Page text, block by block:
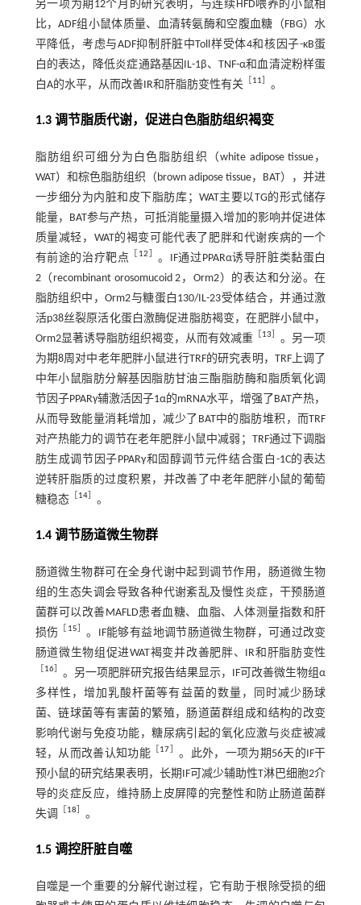
另一项为期12个月的研究表明，与连续HFD喂养的小鼠相
比，ADF组小鼠体质量、血清转氨酶和空腹血糖（FBG）水
平降低，考虑与ADF抑制肝脏中Toll样受体4和核因子-κB蛋
白的表达，降低炎症通路基因IL-1β、TNF-α和血清淀粉样蛋
白A的水平，从而改善IR和肝脂肪变性有关 ［11］ 。
1.3 调节脂质代谢，促进白色脂肪组织褐变
脂肪组织可细分为白色脂肪组织（white adipose tissue，
WAT）和棕色脂肪组织（brown adipose tissue，BAT），并进
一步细分为内脏和皮下脂肪库；WAT主要以TG的形式储存
能量，BAT参与产热，可抵消能量摄入增加的影响并促进体
质量减轻，WAT的褐变可能代表了肥胖和代谢疾病的一个
有前途的治疗靶点
［ 12］ 。IF通过PPARα诱导肝脏类黏蛋白
2（recombinant orosomucoid 2，Orm2）的表达和分泌。在
脂肪组织中，Orm2与糖蛋白130/IL-23受体结合，并通过激
活p38丝裂原活化蛋白激酶促进脂肪褐变，在肥胖小鼠中，
Orm2显著诱导脂肪组织褐变，从而有效减重 ［13］ 。另一项
为期8周对中老年肥胖小鼠进行TRF的研究表明，TRF上调了
中年小鼠脂肪分解基因脂肪甘油三酯脂肪酶和脂质氧化调
节因子PPARγ辅激活因子1α的mRNA水平，增强了BAT产热，
从而导致能量消耗增加，减少了BAT中的脂肪堆积，而TRF
对产热能力的调节在老年肥胖小鼠中减弱；TRF通过下调脂
肪生成调节因子PPARγ和固醇调节元件结合蛋白-1C的表达
逆转肝脂质的过度积累，并改善了中老年肥胖小鼠的葡萄
糖稳态［14］ 。
1.4 调节肠道微生物群
肠道微生物群可在全身代谢中起到调节作用，肠道微生物
组的生态失调会导致各种代谢紊乱及慢性炎症，干预肠道
菌群可以改善MAFLD患者血糖、血脂、人体测量指数和肝
损伤
［ 15］ 。IF能够有益地调节肠道微生物群，可通过改变
肠道微生物组促进WAT褐变并改善肥胖、IR和肝脂肪变性
［16］ 。另一项肥胖研究报告结果显示，IF可改善微生物组α
多样性，增加乳酸杆菌等有益菌的数量，同时减少肠球
菌、链球菌等有害菌的繁殖，肠道菌群组成和结构的改变
影响代谢与免疫功能，糖尿病引起的氧化应激与炎症被减
轻，从而改善认知功能 ［17］ 。此外，一项为期56天的IF干
预小鼠的研究结果表明，长期IF可减少辅助性T淋巴细胞2介
导的炎症反应，维持肠上皮屏障的完整性和防止肠道菌群
失调
［18］ 。
1.5 调控肝脏自噬
自噬是一个重要的分解代谢过程，它有助于根除受损的细